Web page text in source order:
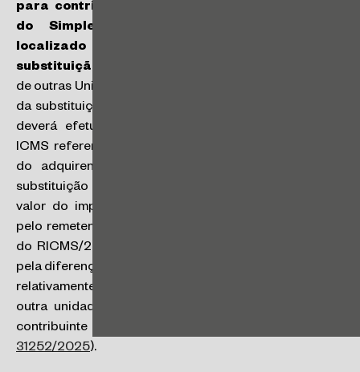
para contribuinte paulista optante pelo regime
do Simples Nacional por estabelecimento
localizado em Estado com acordo de
substituição tributária:
de outras Unidades da Federação, sujeitas à sistemática
da substituição tributária, o remetente de outro Estado
deverá efetuar antecipadamente o recolhimento do
ICMS referente às operações própria e subsequentes
do adquirente paulista, nos termos do acordo de
substituição tributária assinado entre os Estados. O
valor do imposto devido por antecipação, recolhido
pelo remetente ou calculado nos termos do art. 426-A
do RICMS/2000, já engloba o valor que seria devido
pela diferença entre as alíquotas interna e interestadual,
relativamente à entrada da mercadoria procedente de
outra unidade da Federação em estabelecimento de
contribuinte optante pelo Simples Nacional (
31252/2025).